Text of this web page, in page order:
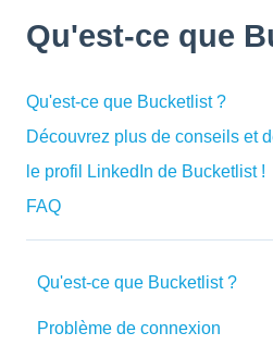
Qu'est-ce que
Qu'est-ce que Bucketlist ?
Découvrez plus de conseils et
le profil LinkedIn de Bucketlist !
FAQ
Qu'est-ce que Bucketlist ?
Problème de connexion